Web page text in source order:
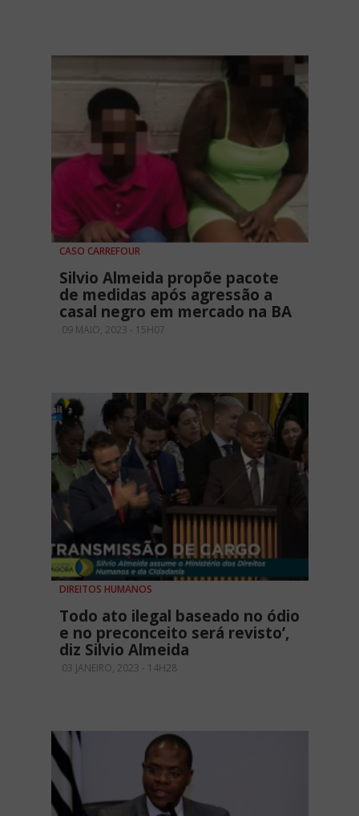
CASO CARREFOUR
Silvio Almeida propõe pacote
de medidas após agressão a
casal negro em mercado na BA
09 MAIO, 2023 - 15H07
DIREITOS HUMANOS
Todo ato ilegal baseado no ódio
e no preconceito será revisto’,
diz Silvio Almeida
03 JANEIRO, 2023 - 14H28